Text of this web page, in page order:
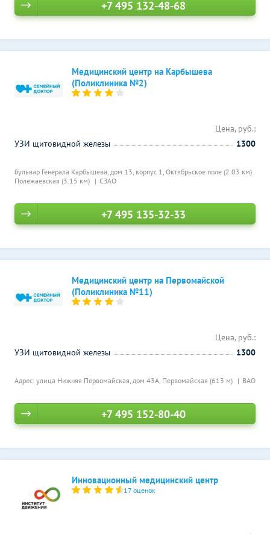
+7 495 132-48-68
Медицинский центр на Карбышева
(Поликлиника №2)
бульвар Генерала Карбышева, дом 13, корпус 1, Октябрьское поле (2.03 км)
Полежаевская (3.15 км)
СЗАО
Цена, руб.:
УЗИ щитовидной железы
1300
+7 495 135-32-33
Медицинский центр на Первомайской
(Поликлиника №11)
Адрес: улица Нижняя Первомайская, дом 43А, Первомайская (613 м) ВАО
Цена, руб.:
УЗИ щитовидной железы
1300
+7 495 152-80-40
Инновационный медицинский центр
17 оценок